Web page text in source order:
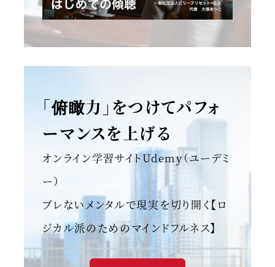
「俯瞰力」をつけてパフォ
ーマンスを上げる
オンライン学習サイトUdemy（ユーデミ
ー）
ブレないメンタルで現実を切り開く【ロ
ジカル派のためのマインドフルネス】